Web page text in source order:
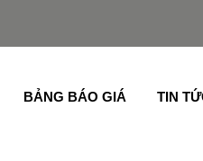
Slim Azdoor, cửa lá
BẢNG BÁO GIÁ TIN